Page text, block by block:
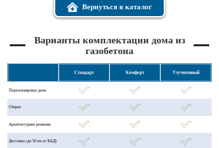
Вернуться в каталог
Варианты комплектации дома из
газобетона
Стандарт Комфорт Улучшенный
Перепланировка дома
Сборка
Архитектурное решение
Доставка (до 50 км от КАД)